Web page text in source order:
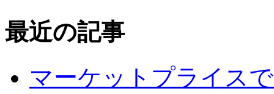
最近の記事
マーケットプライス